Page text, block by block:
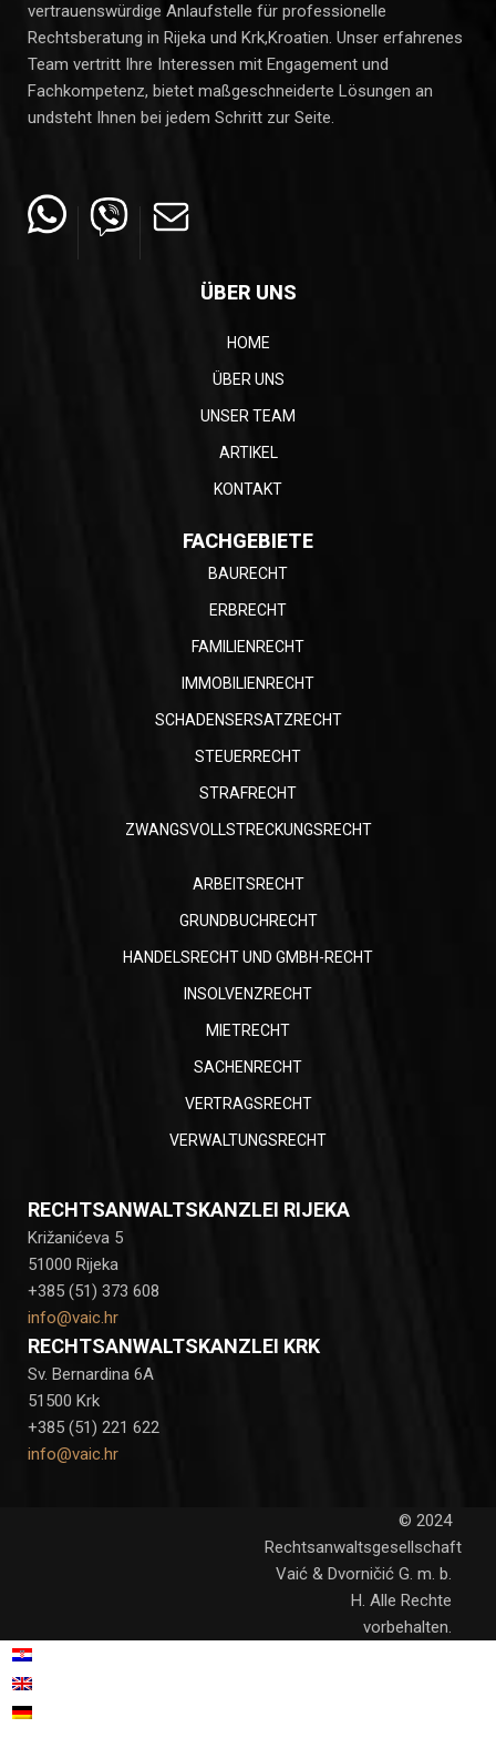
vertrauenswürdige Anlaufstelle für professionelle
Rechtsberatung in Rijeka und Krk,Kroatien. Unser erfahrenes
Team vertritt Ihre Interessen mit Engagement und
Fachkompetenz, bietet maßgeschneiderte Lösungen an
undsteht Ihnen bei jedem Schritt zur Seite.
ÜBER UNS
HOME
ÜBER UNS
UNSER TEAM
ARTIKEL
KONTAKT
FACHGEBIETE
BAURECHT
ERBRECHT
FAMILIENRECHT
IMMOBILIENRECHT
SCHADENSERSATZRECHT
STEUERRECHT
STRAFRECHT
ZWANGSVOLLSTRECKUNGSRECHT
ARBEITSRECHT
GRUNDBUCHRECHT
HANDELSRECHT UND GMBH-RECHT
INSOLVENZRECHT
MIETRECHT
SACHENRECHT
VERTRAGSRECHT
VERWALTUNGSRECHT
RECHTSANWALTSKANZLEI RIJEKA
Križanićeva 5
51000 Rijeka
+385 (51) 373 608
info@vaic.hr
RECHTSANWALTSKANZLEI KRK
Sv. Bernardina 6A
51500 Krk
+385 (51) 221 622
info@vaic.hr
© 2024
Rechtsanwaltsgesellschaft
Vaić & Dvorničić G. m. b.
H. Alle Rechte
vorbehalten.